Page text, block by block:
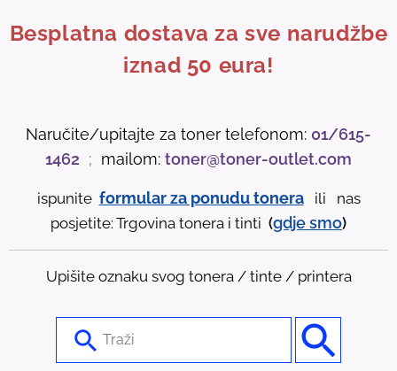
Besplatna dostava za sve narudžbe
iznad 50 eura!
Naručite/upitajte za toner telefonom: 01/615-
1462 ; mailom: toner@toner-outlet.com
ispunite formular za ponudu tonera
ili nas
posjetite: Trgovina tonera i tinti (gdjesmo)
Upišite oznaku svog tonera / tinte / printera